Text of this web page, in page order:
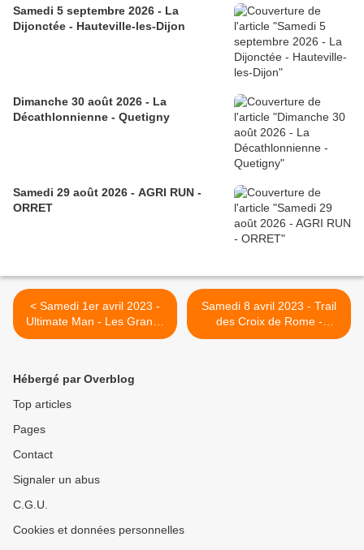
Samedi 5 septembre 2026 - La
Dijonctée - Hauteville-les-Dijon
Dimanche 30 août 2026 - La
Décathlonnienne - Quetigny
Samedi 29 août 2026 - AGRI RUN -
ORRET
< Samedi 1er avril 2023 -
Ultimate Man - Les Grands
Crus - Pernand Vergelesses
Samedi 8 avril 2023 - Trail
des Croix de Rome -
Magnien >
Hébergé par Overblog
Top articles
Pages
Contact
Signaler un abus
C.G.U.
Cookies et données personnelles